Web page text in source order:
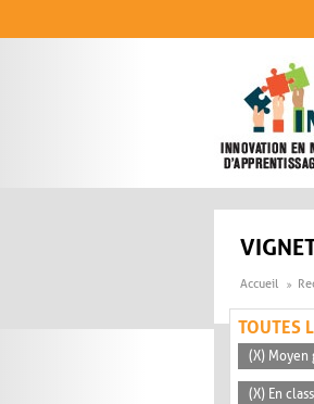
Accueil
TOUTES
(X) Moyen
(X) En